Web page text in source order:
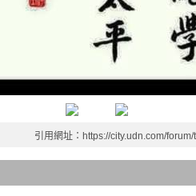
引用網址：https://city.udn.com/